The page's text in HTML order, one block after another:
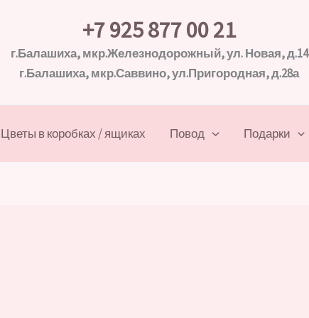
+7 925 877 00 21
г.Балашиха, мкр.Железнодорожный, ул. Новая, д.14
г.Балашиха, мкр.Саввино, ул.Пригородная, д.28а
Цветы в коробках / ящиках Повод Подарки